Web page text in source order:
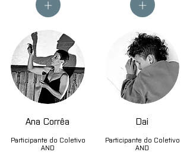
+
Ana Corrêa
Participante do Coletivo
AND
+
Dai
Participante do Coletivo
AND